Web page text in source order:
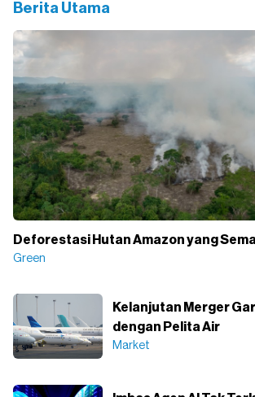
Berita Utama
Deforestasi Hutan Amazon yang
Green
Kelanjutan Merger
dengan Pelita Air
Market